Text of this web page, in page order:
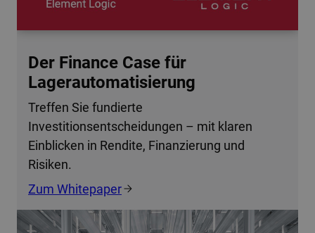
Der Finance Case für
Lagerautomatisierung
Treffen Sie fundierte
Investitionsentscheidungen – mit klaren
Einblicken in Rendite, Finanzierung und
Risiken.
Zum Whitepaper